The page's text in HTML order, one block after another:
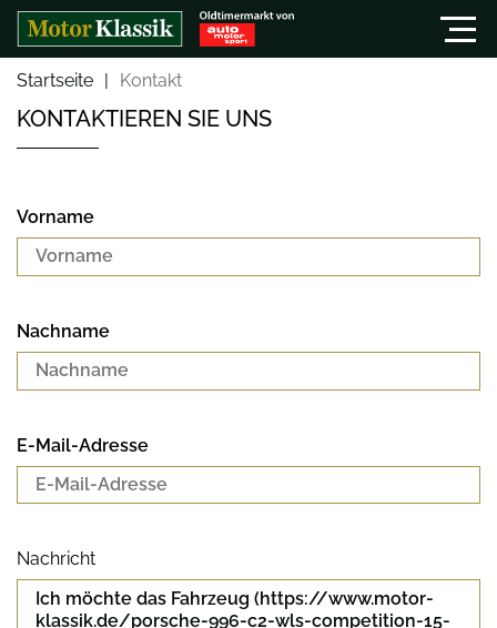
Startseite Kontakt
KONTAKTIEREN SIE UNS
Vorname
Nachname
E-Mail-Adresse
Nachricht